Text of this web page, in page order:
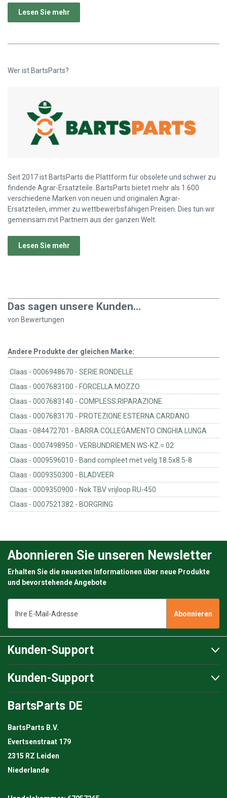
Lesen Sie mehr
Wer ist BartsParts?
Seit 2017 ist BartsParts die Plattform für obsolete und schwer zu
findende Agrar-Ersatzteile. BartsParts bietet mehr als 1.600
verschiedene Marken von neuen und originalen Agrar-
Ersatzteilen, immer zu wettbewerbsfähigen Preisen. Dies tun wir
gemeinsam mit Partnern aus der ganzen Welt.
Lesen Sie mehr
Das sagen unsere Kunden...
von Bewertungen
Andere Produkte der gleichen Marke:
Claas - 0006948670 - SERIE RONDELLE
Claas - 0007683100 - FORCELLA MOZZO
Claas - 0007683140 - COMPLESS.RIPARAZIONE
Claas - 0007683170 - PROTEZIONE ESTERNA CARDANO
Claas - 084472701 - BARRA COLLEGAMENTO CINGHIA LUNGA
Claas - 0007498950 - VERBUNDRIEMEN WS-KZ.= 02
Claas - 0009596010 - Band compleet met velg 18.5x8.5-8
Claas - 0009350300 - BLADVEER
Claas - 0009350900 - Nok TBV vrijloop RU-450
Claas - 0007521382 - BORGRING
Abonnieren Sie unseren Newsletter
Erhalten Sie die neuesten Informationen über neue Produkte
und bevorstehende Angebote
Mail-
Adresse
Kunden-Support
Kunden-Support
BartsParts DE
BartsParts B.V.
Evertsenstraat 179
2315 RZ Leiden
Niederlande